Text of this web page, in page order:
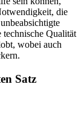
die
Qualität
wobei auch
Satz